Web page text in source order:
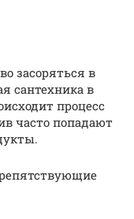
засоряться в
сантехника в
процесс
часто попадают